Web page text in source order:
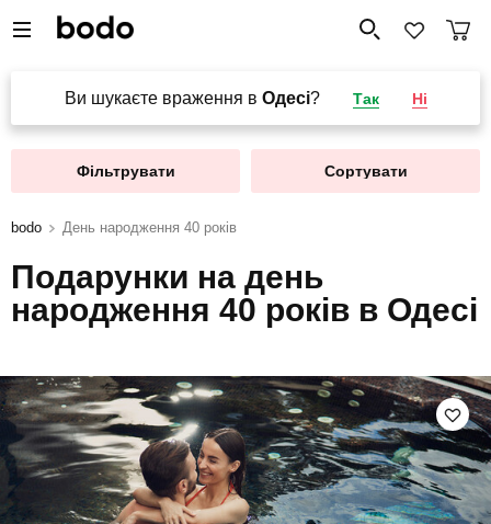
Ви шукаєте враження в Одесі? Так Ні
Фільтрувати Сортувати
bodo День народження 40 років
Подарунки на день
народження 40 років в Одесі